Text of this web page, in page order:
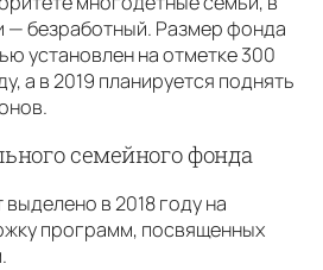
— безработный. Размер фонда
установлен на отметке 300
а в 2019 планируется поднять
семейного фонда
в 2018 году на
программ, посвященных